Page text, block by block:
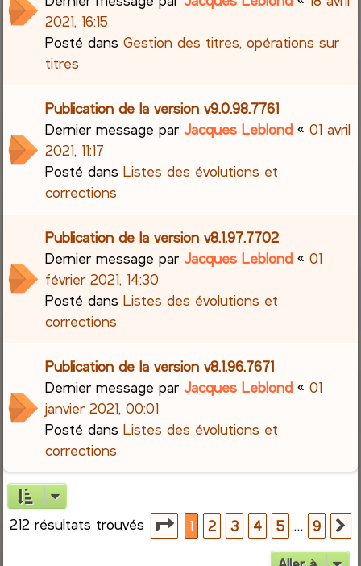
2021, 16:15
Posté dansGestion des titres, opérations sur
titres
Publication de la version v9.0.98.7761
Dernier message parJacques Leblond «01 avril
2021, 11:17
Posté dansListes des évolutions et
corrections
Publication de la version v8.1.97.7702
Dernier message parJacques Leblond «01
février 2021, 14:30
Posté dansListes des évolutions et
corrections
Publication de la version v8.1.96.7671
Dernier message parJacques Leblond «01
janvier 2021, 00:01
Posté dansListes des évolutions et
corrections
212 résultats trouvés Page1sur
1 2 3 4 5 … 9